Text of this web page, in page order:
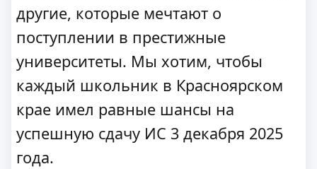
другие, которые мечтают о
поступлении в престижные
университеты. Мы хотим, чтобы
каждый школьник в Красноярском
крае имел равные шансы на
успешную сдачу ИС 3 декабря 2025
года.